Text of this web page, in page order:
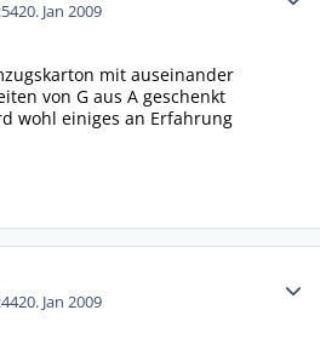
20. Jan 2009
mit auseinander
von G aus A geschenkt
wohl einiges an Erfahrung
20. Jan 2009